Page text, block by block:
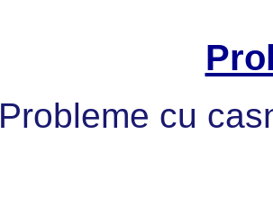
Probleme cu